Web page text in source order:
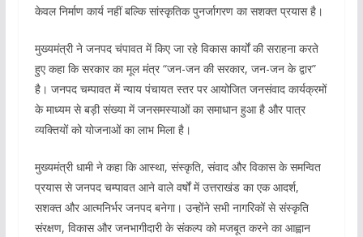
केवल निर्माण कार्य नहीं बल्कि सांस्कृतिक पुनर्जागरण का सशक्त प्रयास है।
मुख्यमंत्री ने जनपद चंपावत में किए जा रहे विकास कार्यों की सराहना करते
हुए कहा कि सरकार का मूल मंत्र “जन-जन की सरकार, जन-जन के द्वार”
है। जनपद चम्पावत में न्याय पंचायत स्तर पर आयोजित जनसंवाद कार्यक्रमों
के माध्यम से बड़ी संख्या में जनसमस्याओं का समाधान हुआ है और पात्र
व्यक्तियों को योजनाओं का लाभ मिला है।
मुख्यमंत्री धामी ने कहा कि आस्था, संस्कृति, संवाद और विकास के समन्वित
प्रयास से जनपद चम्पावत आने वाले वर्षों में उत्तराखंड का एक आदर्श,
सशक्त और आत्मनिर्भर जनपद बनेगा। उन्होंने सभी नागरिकों से संस्कृति
संरक्षण, विकास और जनभागीदारी के संकल्प को मजबूत करने का आह्वान